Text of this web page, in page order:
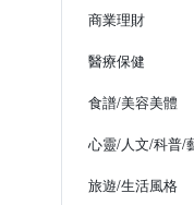
商業理財
醫療保健
食譜/美容美體
心靈/人文/科普/
旅遊/生活風格